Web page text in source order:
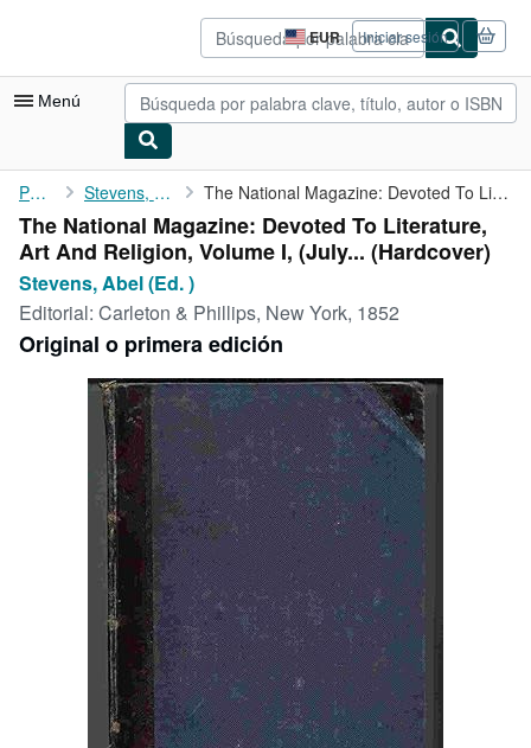
Pasar al contenido principal
EUR
Preferencias
de
compra
del
Iniciar sesión
Menú
Mi cuenta
Consultar mis pedidos
Búsqueda avanzada
Colecciones
Libros antiguos
Arte y coleccionismo
Vendedores
Comenzar a vender
CERRAR
Portada Stevens, Abel (Ed. ) The National Magazine: Devoted To Literature, Art And Religion, ...
The National Magazine: Devoted To Literature,
Art And Religion, Volume I, (July... (Hardcover)
Stevens, Abel (Ed. )
Editorial: Carleton & Phillips, New York, 1852
Original o primera edición